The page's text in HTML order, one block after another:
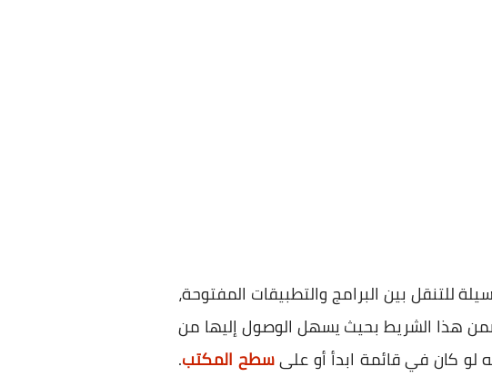
للتنقل بين البرامج والتطبيقات المفتوحة،
ضمن هذا الشريط بحيث يسهل الوصول إليها من
لو كان في قائمة ابدأ أو علىسطح المكتب.